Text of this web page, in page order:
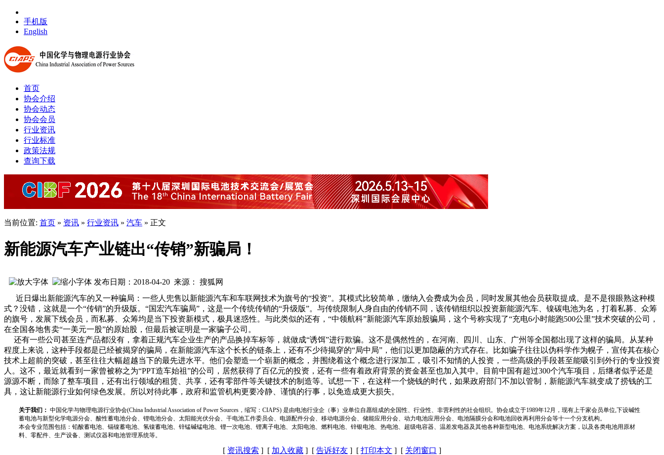
手机版
English
首页
协会介绍
协会动态
协会会员
行业资讯
行业标准
政策法规
查询下载
当前位置: 首页 » 资讯 » 行业资讯 » 汽车 » 正文
新能源汽车产业链出“传销”新骗局！
发布日期：2018-04-20 来源： 搜狐网
近日爆出新能源汽车的又一种骗局：一些人兜售以新能源汽车和车联网技术为旗号的“投资”。其模式比较简单，缴纳入会费成为会员，同时发展其他会员获取提成。是不是很眼熟这种模
式？没错，这就是一个“传销”的升级版。“国宏汽车骗局”，这是一个传统传销的“升级版”。与传统限制人身自由的传销不同，该传销组织以投资新能源汽车、镍碳电池为名，打着私募、众筹
的旗号，发展下线会员，而私募、众筹均是当下投资新模式，极具迷惑性。与此类似的还有，“中领航科”新能源汽车原始股骗局，这个号称实现了“充电6小时能跑500公里”技术突破的公司，
在全国各地售卖“一美元一股”的原始股，但最后被证明是一家骗子公司。
还有一些公司甚至连产品都没有，拿着正规汽车企业生产的产品换掉车标等，就做成“诱饵”进行欺骗。这不是偶然性的，在河南、四川、山东、广州等全国都出现了这样的骗局。从某种
程度上来说，这种手段都是已经被揭穿的骗局，在新能源汽车这个长长的链条上，还有不少待揭穿的“局中局”，他们以更加隐蔽的方式存在。比如骗子往往以伪科学作为幌子，宣传其在核心
技术上超前的突破，甚至往往大幅超越当下的最先进水平。他们会塑造一个崭新的概念，并围绕着这个概念进行深加工，吸引不知情的人投资，一些高级的手段甚至能吸引到外行的专业投资
人。这不，最近就看到一家曾被称之为“PPT造车始祖”的公司，居然获得了百亿元的投资，还有一些有着政府背景的资金甚至也加入其中。目前中国有超过300个汽车项目，后继者似乎还是
源源不断，而除了整车项目，还有出行领域的租赁、共享，还有零部件等关键技术的制造等。试想一下，在这样一个烧钱的时代，如果政府部门不加以管制，新能源汽车就变成了捞钱的工
具，这让新能源行业如何绿色发展。所以对待此事，政府和监管机构更要冷静、谨慎的行事，以免造成更大损失。
关于我们： 中国化学与物理电源行业协会(China Industrial Association of Power Sources，缩写：CIAPS) 是由电池行业企（事）业单位自愿组成的全国性、行业性、非营利性的社会组织。协会成立于1989年12月，现有上千家会员单位,下设碱性
蓄电池与新型化学电源分会、酸性蓄电池分会、锂电池分会、太阳能光伏分会、干电池工作委员会、电源配件分会、移动电源分会、储能应用分会、动力电池应用分会、电池隔膜分会和电池回收再利用分会等十一个分支机构。
本会专业范围包括：铅酸蓄电池、镉镍蓄电池、氢镍蓄电池、锌锰碱锰电池、锂一次电池、锂离子电池、太阳电池、燃料电池、锌银电池、热电池、超级电容器、温差发电器及其他各种新型电池、电池系统解决方案，以及各类电池用原材
料、零配件、生产设备、测试仪器和电池管理系统等。
[ 资讯搜索 ] [ 加入收藏 ] [ 告诉好友 ] [ 打印本文 ] [ 关闭窗口 ]